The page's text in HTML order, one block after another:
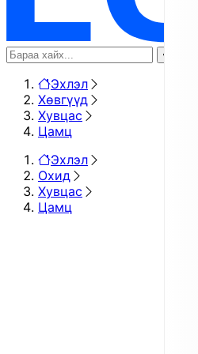
Эхлэл
Хөвгүүд
Хувцас
Цамц
Эхлэл
Охид
Хувцас
Цамц